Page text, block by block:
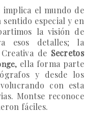
implica el mundo de
especial y en
la visión de
esos detalles; la
de Secretos
, ella forma parte
y desde los
con esta
Montse reconoce
fáciles.